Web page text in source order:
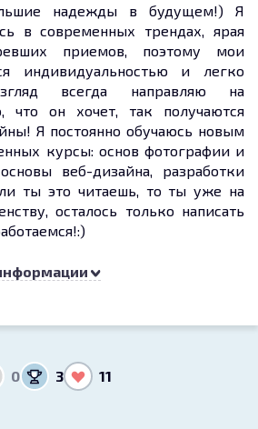
надежды в будущем!) Я
в современных трендах, ярая
приемов, поэтому мои
индивидуальностью и легко
всегда направляю на
что он хочет, так получаются
Я постоянно обучаюсь новым
курсы: основ фотографии и
веб-дизайна, разработки
ты это читаешь, то ты уже на
осталось только написать
0 3 11